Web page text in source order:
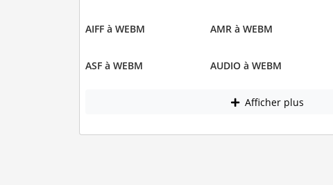
AIFF à WEBM AMR à WEBM
ASF à WEBM AUDIO à WEBM
Afficher plus